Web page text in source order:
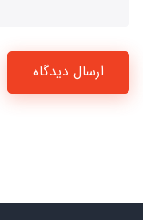
ارسال دیدگاه